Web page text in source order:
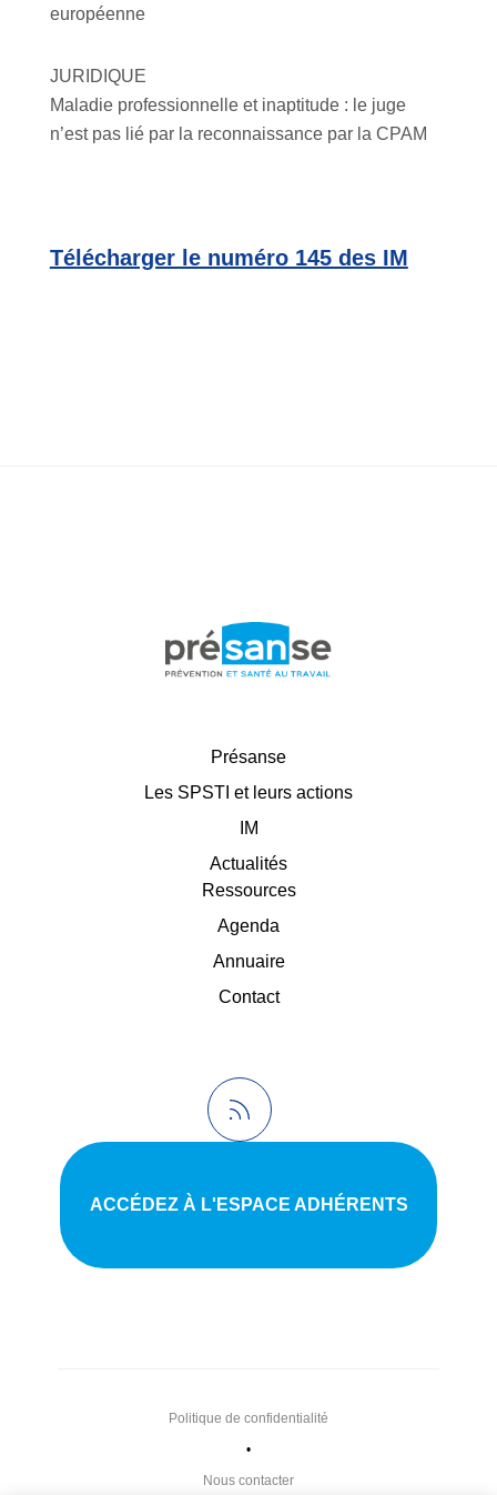
européenne
JURIDIQUE
Maladie professionnelle et inaptitude : le juge
n’est pas lié par la reconnaissance par la CPAM
Télécharger le numéro 145 des IM
Présanse
Les SPSTI et leurs actions
IM
Actualités
Ressources
Agenda
Annuaire
Contact
ACCÉDEZ À L'ESPACE ADHÉRENTS
Nous contacter
•
Politique de confidentialité